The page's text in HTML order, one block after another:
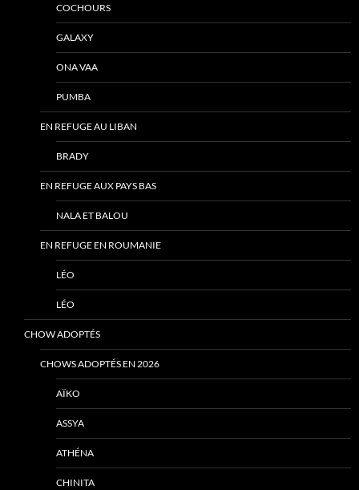
COCHOURS
GALAXY
ONA VAA
PUMBA
EN REFUGE AU LIBAN
BRADY
EN REFUGE AUX PAYS BAS
NALA ET BALOU
EN REFUGE EN ROUMANIE
LÉO
LÉO
CHOW ADOPTÉS
CHOWS ADOPTÉS EN 2026
AÏKO
ASSYA
ATHÉNA
CHINITA